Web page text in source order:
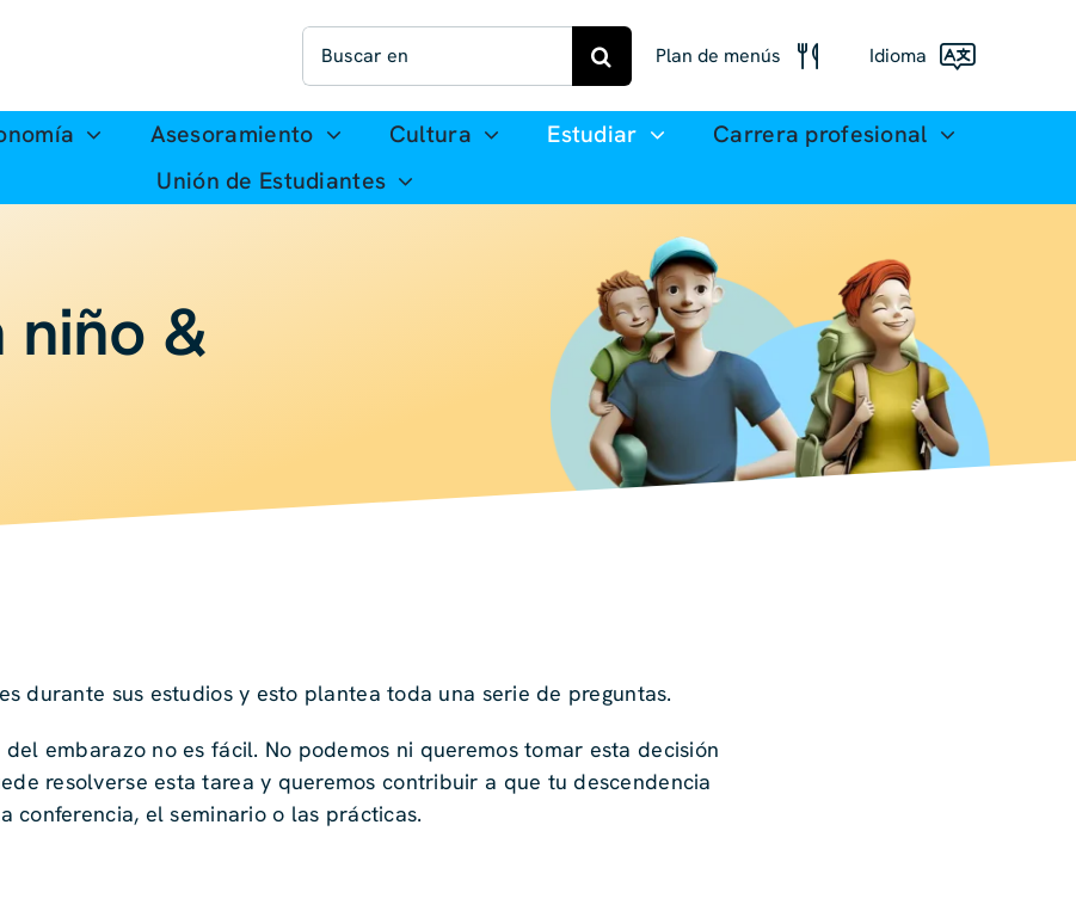
Buscar:
Plan de menús
Menú Freiberg
Mittweida
Idioma
Deutsch
English
Français
Español
简体
中文
Asesoramiento Cultura Estudiar
Carrera profesional
Unión de Estudiantes
niño &
durante sus estudios y esto plantea toda una serie de preguntas.
embarazo no es fácil. No podemos ni queremos tomar esta decisión
resolverse esta tarea y queremos contribuir a que tu descendencia
conferencia, el seminario o las prácticas.